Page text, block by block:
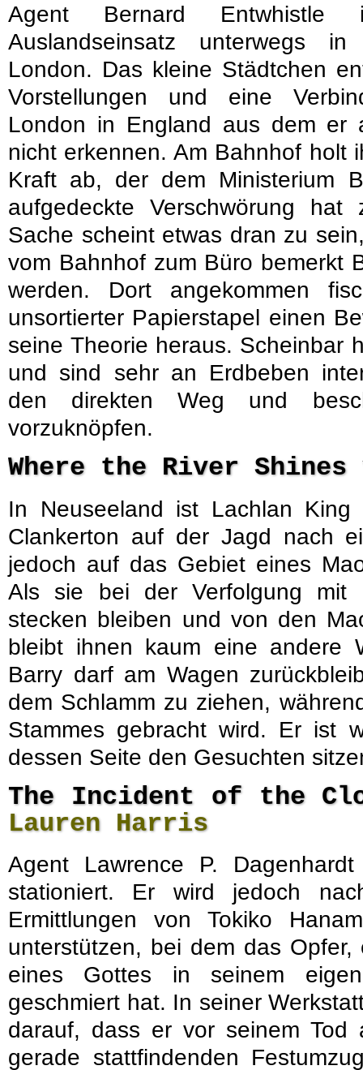
Agent Bernard
Auslandseinsatz unterwegs
London. Das kleine Städtchen
Vorstellungen und eine
London in England aus dem er
nicht erkennen. Am Bahnhof holt
Kraft ab, der dem Ministerium
aufgedeckte Verschwörung
Sache scheint etwas dran zu
vom Bahnhof zum Büro bemerkt
werden. Dort angekommen
unsortierter Papierstapel einen
seine Theorie heraus. Scheinbar
und sind sehr an Erdbeben
den direkten Weg und
vorzuknöpfen.
Where the River
In Neuseeland ist Lachlan
Clankerton auf der Jagd nach
jedoch auf das Gebiet eines
Als sie bei der Verfolgung mit
stecken bleiben und von den
bleibt ihnen kaum eine andere
Barry darf am Wagen
dem Schlamm zu ziehen,
Stammes gebracht wird. Er ist
dessen Seite den Gesuchten
The Incident of the
Lauren Harris
Agent Lawrence P.
stationiert. Er wird jedoch
Ermittlungen von Tokiko
unterstützen, bei dem das
eines Gottes in seinem
geschmiert hat. In seiner
darauf, dass er vor seinem Tod
gerade stattfindenden